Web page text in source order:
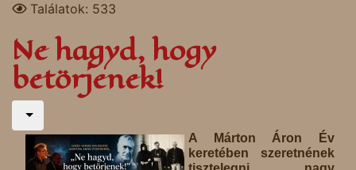
Találatok: 533
Ne hagyd, hogy
betörjenek!
A Márton Áron Év
keretében szeretnének